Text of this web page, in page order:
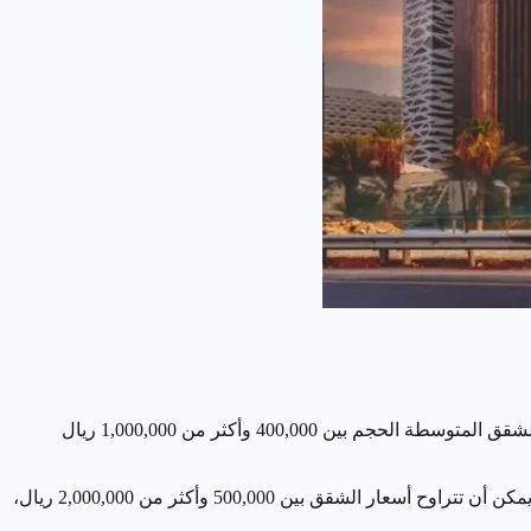
كونها العاصمة وأكبر مدن المملكة، تتميز الرياض بتنوع كبير في أسعار الشقق. في المناطق الراقية والمركزية، يتراوح متوسط أسعار الشقق المتوسطة الحجم بين 400,000 وأكثر من 1,000,000 ريال
تُعتبر جدة، المدينة الساحلية النابضة بالحياة، ثاني أكبر مدينة في السعودية. في المناطق القريبة من الواجهة البحرية والمراكز التجارية، يمكن أن تتراوح أسعار الشقق بين 500,000 وأكثر من 2,000,000 ريال،